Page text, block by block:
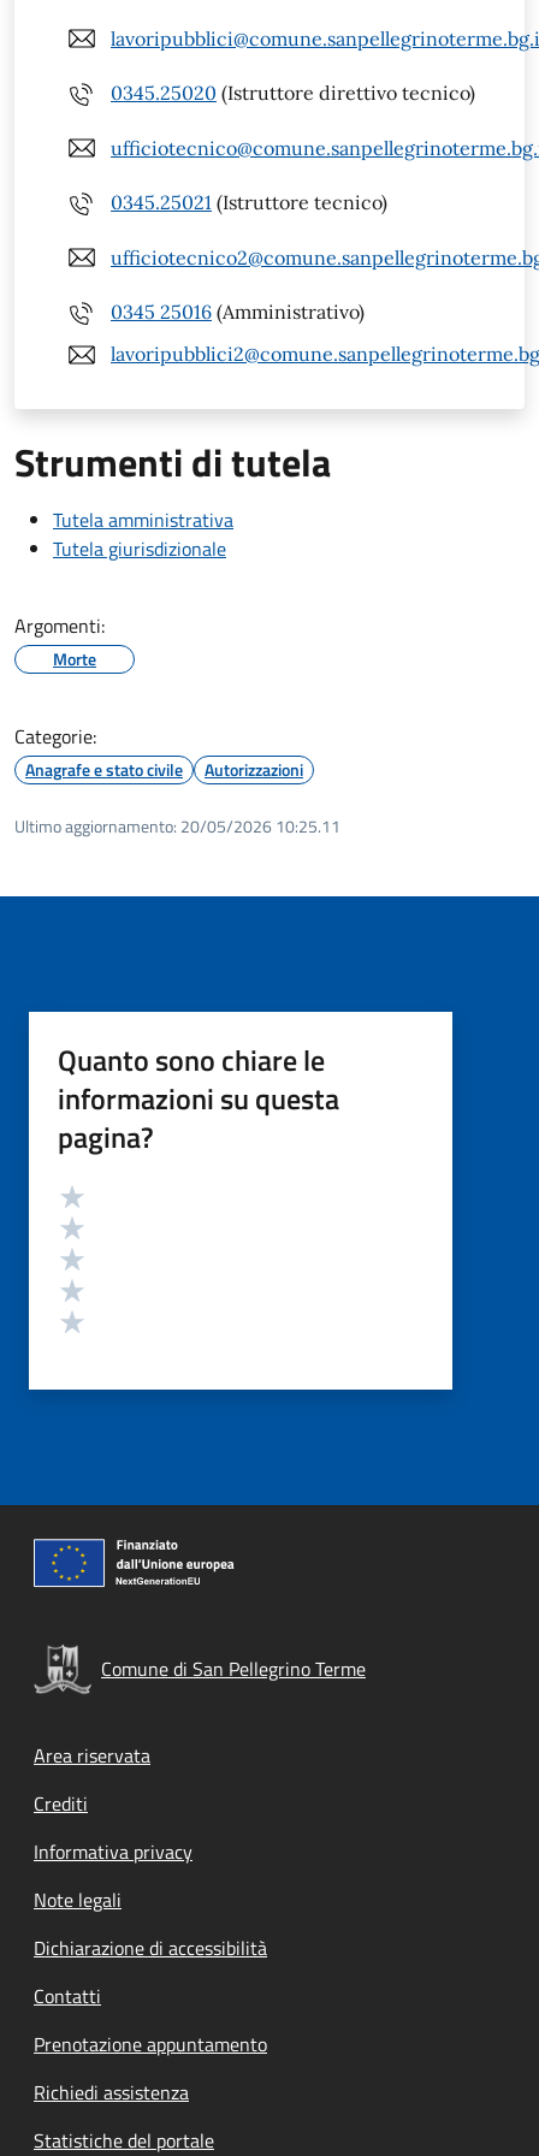
0345.25020 (Istruttore direttivo tecnico)
0345.25021 (Istruttore tecnico)
0345 25016 (Amministrativo)
Strumenti di tutela
Tutela amministrativa
Tutela giurisdizionale
Argomenti:
Morte
Categorie:
Anagrafe e stato civile Autorizzazioni
Ultimo aggiornamento: 20/05/2026 10:25.11
Quanto sono chiare le
informazioni su questa
pagina?
Valutazione
Comune di San Pellegrino Terme
Footer menu
Area riservata
Crediti
Informativa privacy
Note legali
Dichiarazione di accessibilità
Contatti
Prenotazione appuntamento
Richiedi assistenza
Statistiche del portale